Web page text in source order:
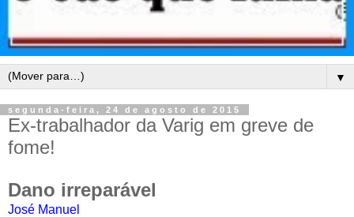
▼
segunda-feira, 24 de agosto de 2015
Ex-trabalhador da Varig em greve de
fome!
Dano irreparável
José Manuel